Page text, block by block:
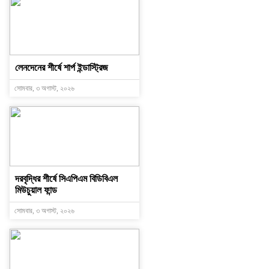
লেনদেনের শীর্ষে শার্প ইন্ডাস্ট্রিজ
সোমবার, ৩ অগাস্ট, ২০২৬
দরবৃদ্ধির শীর্ষে সিএপিএম বিডিবিএল
মিউচুয়াল ফান্ড
সোমবার, ৩ অগাস্ট, ২০২৬